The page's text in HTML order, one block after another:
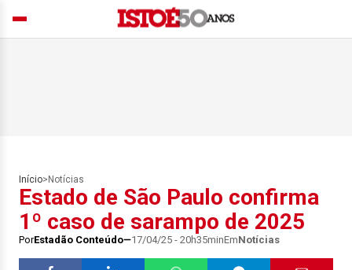
Início> Notícias
Estado de São Paulo confirma
1º caso de sarampo de 2025
PorEstadão Conteúdo 17/04/25 - 20h35minEmNotícias